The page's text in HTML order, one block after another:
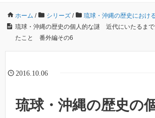
ホーム / シリーズ / 琉球・沖縄の歴史におけ
琉球・沖縄の歴史の個人的な謎 近代にいたるま
たこと 番外編その6
2016.10.06
琉球・沖縄の歴史の